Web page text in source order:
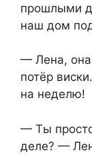
прошлыми
наш дом
— Лена, она
потёр
на неделю!
— Ты
деле? —